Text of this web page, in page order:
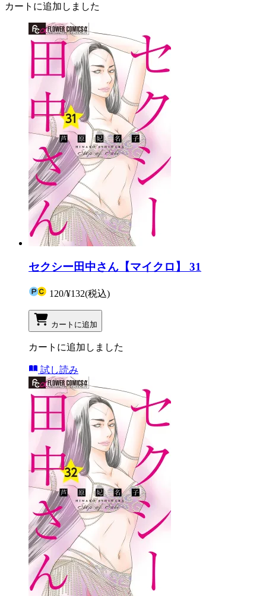
カートに追加しました
セクシー田中さん【マイクロ】 31
120/¥132(税込)
カートに追加
カートに追加しました
試し読み